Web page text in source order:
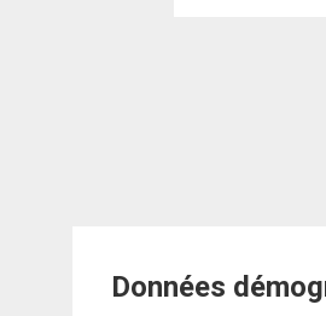
Données